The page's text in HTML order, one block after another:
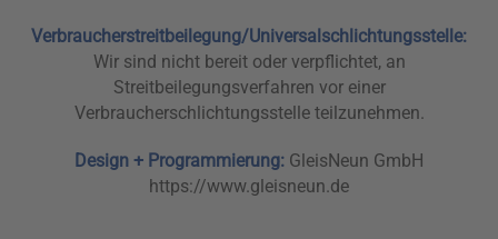
Verbraucherstreitbeilegung/Universalschlichtungsstelle:
Wir sind nicht bereit oder verpflichtet, an
Streitbeilegungsverfahren vor einer
Verbraucherschlichtungsstelle teilzunehmen.
Design + Programmierung: GleisNeun GmbH
https://www.gleisneun.de